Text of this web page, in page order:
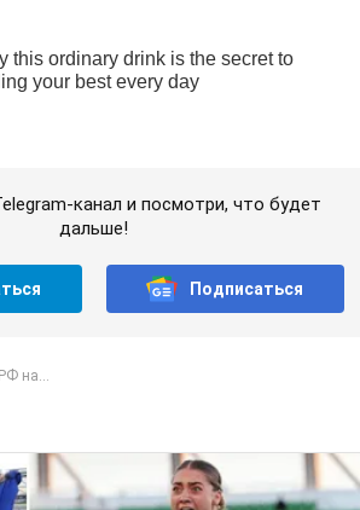
канал и посмотри, что будет
дальше!
Подписаться
на...